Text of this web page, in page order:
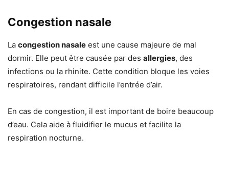
Congestion nasale
La congestion nasale est une cause majeure de mal
dormir. Elle peut être causée par des allergies, des
infections ou la rhinite. Cette condition bloque les voies
respiratoires, rendant difficile l’entrée d’air.
En cas de congestion, il est important de boire beaucoup
d’eau. Cela aide à fluidifier le mucus et facilite la
respiration nocturne.